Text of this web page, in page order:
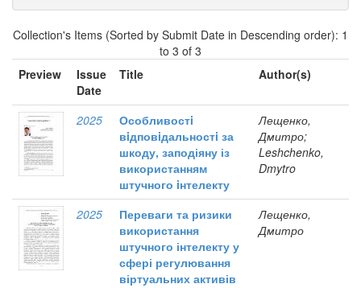
Collection's Items (Sorted by Submit Date in Descending order): 1
to 3 of 3
Preview
Issue
Date
Title Author(s)
2025
Особливостi
вiдповiдальностi за
шкоду, заподіяну із
використанням
штучного iнтелекту
Лещенко,
Дмитро;
Leshchenko,
Dmytro
2025
Переваги та ризики
використання
штучного інтелекту у
сфері регулювання
віртуальних активів
Лещенко,
Дмитро